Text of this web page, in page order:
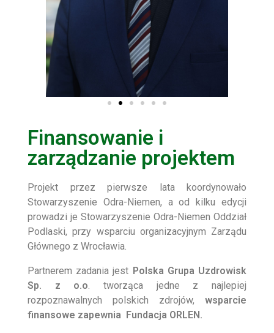
Finansowanie i
zarządzanie projektem
Projekt przez pierwsze lata koordynowało
Stowarzyszenie Odra-Niemen, a od kilku edycji
prowadzi je Stowarzyszenie Odra-Niemen Oddział
Podlaski, przy wsparciu organizacyjnym Zarządu
Głównego z Wrocławia.
Partnerem zadania jest Polska Grupa Uzdrowisk
Sp. z o.o. tworząca jedne z najlepiej
rozpoznawalnych polskich zdrojów, wsparcie
finansowe zapewnia Fundacja ORLEN.